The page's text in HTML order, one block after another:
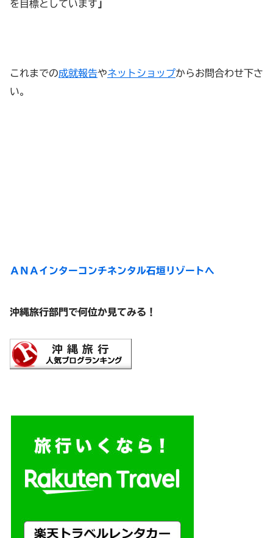
を目標としています 」
これまでの成就報告やネットショップからお問合わせ下さ
い。
ＡＮＡインターコンチネンタル石垣リゾートへ
沖縄旅行部門で何位か見てみる！